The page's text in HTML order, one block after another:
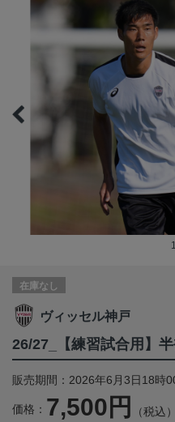
在庫なし
ヴィッセル神戸
26/27_【練習試合用】
販売期間：2026年6月3日18時
価格： 7,500円 （税込）